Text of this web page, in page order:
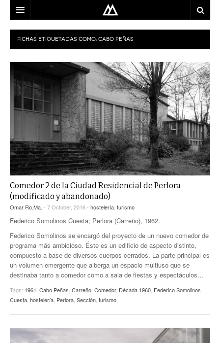
ARQUITECTO
LOCALIZACIÓN
USO
EQUIPO
CONTACTO
FICHAS ETIQUETADAS COMO: CABO PEÑAS
Comedor 2 de la Ciudad Residencial de Perlora
(modificado y abandonado)
Omar Ro.Ma. - 7 October, 2016 - hostelería turismo
Federico Somolinos Cuesta; Perlora (Carreño), 1962.
Federico Somolinos se encargó del proyecto de un nuevo comedor de
programa más ambicioso. Éste es un edificio de aspecto distinto,
compuesto a base de diversos cuerpos cerrados. La parte principal es
un volumen emergente que alberga un espacio multiuso que se
destinaba tanto a comedor como a sala de fiestas y espectáculos…
Tags: 1961 Cabo Peñas Carreño Comedor, Década 1960 Federico Somolinos
Cuesta hostelería Perlora Sección turismo